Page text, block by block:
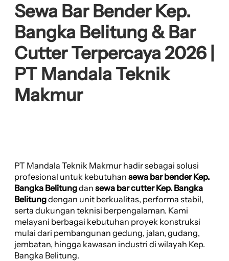
Sewa Bar Bender Kep.
Bangka Belitung & Bar
Cutter Terpercaya 2026 |
PT Mandala Teknik
Makmur
PT Mandala Teknik Makmur hadir sebagai solusi
profesional untuk kebutuhan sewa bar bender Kep.
Bangka Belitungdan sewa bar cutter Kep. Bangka
Belitungdengan unit berkualitas, performa stabil,
serta dukungan teknisi berpengalaman. Kami
melayani berbagai kebutuhan proyek konstruksi
mulai dari pembangunan gedung, jalan, gudang,
jembatan, hingga kawasan industri di wilayah Kep.
Bangka Belitung.